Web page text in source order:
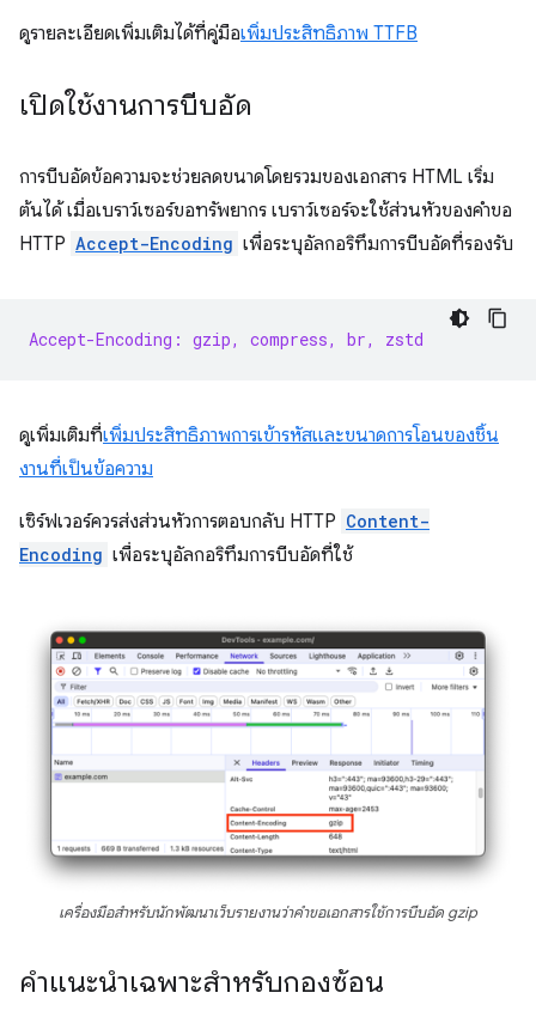
ดูรายละเอียดเพิ่มเติมได้ที่คู่มือเพิ่มประสิทธิภาพ TTFB
เปิดใช้งานการบีบอัด
การบีบอัดข้อความจะช่วยลดขนาดโดยรวมของเอกสาร HTML เริ่ม
ต้นได้ เมื่อเบราว์เซอร์ขอทรัพยากร เบราว์เซอร์จะใช้ส่วนหัวของคำขอ
HTTP Accept-Encoding เพื่อระบุอัลกอริทึมการบีบอัดที่รองรับ
Accept-Encoding: gzip, compress, br, zstd
ดูเพิ่มเติมที่เพิ่มประสิทธิภาพการเข้ารหัสและขนาดการโอนของชิ้น
งานที่เป็นข้อความ
เซิร์ฟเวอร์ควรส่งส่วนหัวการตอบกลับ HTTP Content-
Encoding เพื่อระบุอัลกอริทึมการบีบอัดที่ใช้
เครื่องมือสำหรับนักพัฒนาเว็บรายงานว่าคำขอเอกสารใช้การบีบอัด gzip
คำแนะนำเฉพาะสำหรับกองซ้อน